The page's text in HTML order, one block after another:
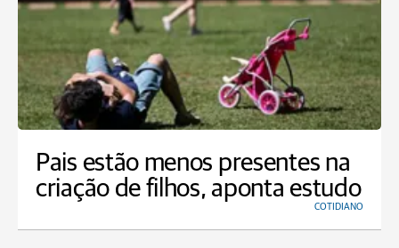
Pais estão menos presentes na
criação de filhos, aponta estudo
COTIDIANO